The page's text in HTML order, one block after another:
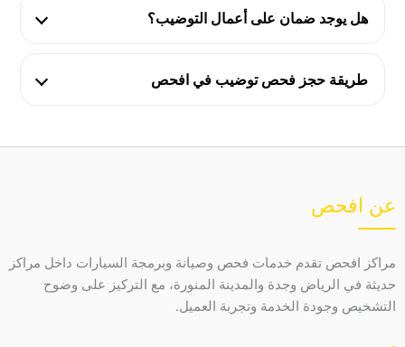
هل يوجد ضمان على أعمال التوضيب؟
طريقة حجز فحص توضيب في افحص
عن افحص
مراكز افحص تقدم خدمات فحص وصيانة وبرمجة السيارات داخل مراكز
حديثة في الرياض وجدة والمدينة المنورة، مع التركيز على وضوح
التشخيص وجودة الخدمة وتجربة العميل.